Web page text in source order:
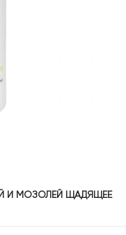
И МОЗОЛЕЙ ЩАДЯЩЕЕ